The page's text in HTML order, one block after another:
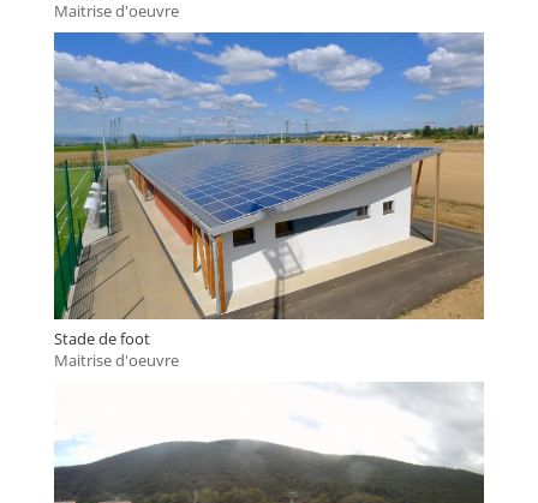
Maitrise d'oeuvre
Stade de foot
Maitrise d'oeuvre